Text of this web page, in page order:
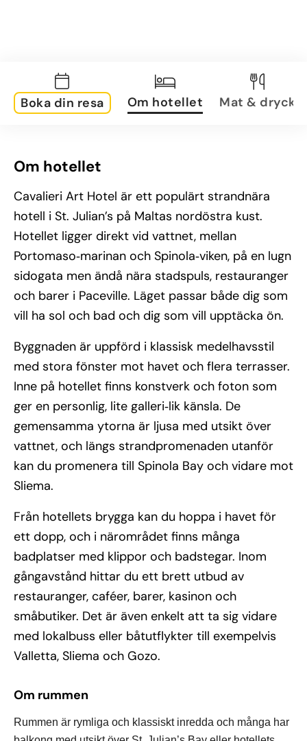
Boka din resa Om hotellet Mat & dryck
Om hotellet
Cavalieri Art Hotel är ett populärt strandnära
hotell i St. Julian’s på Maltas nordöstra kust.
Hotellet ligger direkt vid vattnet, mellan
Portomaso‑marinan och Spinola‑viken, på en lugn
sidogata men ändå nära stadspuls, restauranger
och barer i Paceville. Läget passar både dig som
vill ha sol och bad och dig som vill upptäcka ön.
Byggnaden är uppförd i klassisk medelhavsstil
med stora fönster mot havet och flera terrasser.
Inne på hotellet finns konstverk och foton som
ger en personlig, lite galleri‑lik känsla. De
gemensamma ytorna är ljusa med utsikt över
vattnet, och längs strandpromenaden utanför
kan du promenera till Spinola Bay och vidare mot
Sliema.
Från hotellets brygga kan du hoppa i havet för
ett dopp, och i närområdet finns många
badplatser med klippor och badstegar. Inom
gångavstånd hittar du ett brett utbud av
restauranger, caféer, barer, kasinon och
småbutiker. Det är även enkelt att ta sig vidare
med lokalbuss eller båtutflykter till exempelvis
Valletta, Sliema och Gozo.
Om rummen
Rummen är rymliga och klassiskt inredda och många har